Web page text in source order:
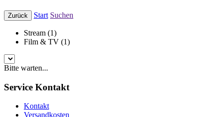
Zurück Start Suchen
Stream (1)
Film & TV (1)
Bitte warten...
Service Kontakt
Kontakt
Versandkosten